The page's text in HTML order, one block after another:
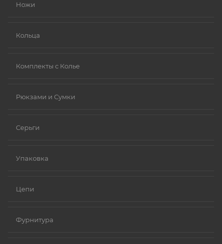
Платина.
Ножи
Кольца
Комплекты с Колье
Рюкзами и Сумки
Серьги
Упаковка
Цепи
Фурнитура